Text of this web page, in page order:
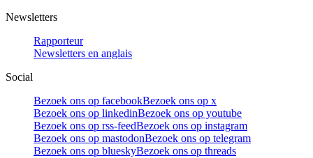
Newsletters
Rapporteur
Newsletters en anglais
Social
Bezoek ons op facebookBezoek ons op x
Bezoek ons op linkedinBezoek ons op youtube
Bezoek ons op rss-feedBezoek ons op instagram
Bezoek ons op mastodonBezoek ons op telegram
Bezoek ons op blueskyBezoek ons op threads